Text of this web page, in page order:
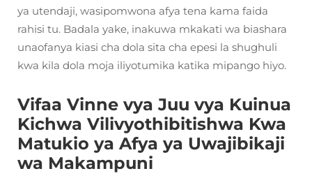
ya utendaji, wasipomwona afya tena kama faida
rahisi tu. Badala yake, inakuwa mkakati wa biashara
unaofanya kiasi cha dola sita cha epesi la shughuli
kwa kila dola moja iliyotumika katika mipango hiyo.
Vifaa Vinne vya Juu vya Kuinua
Kichwa Vilivyothibitishwa Kwa
Matukio ya Afya ya Uwajibikaji
wa Makampuni